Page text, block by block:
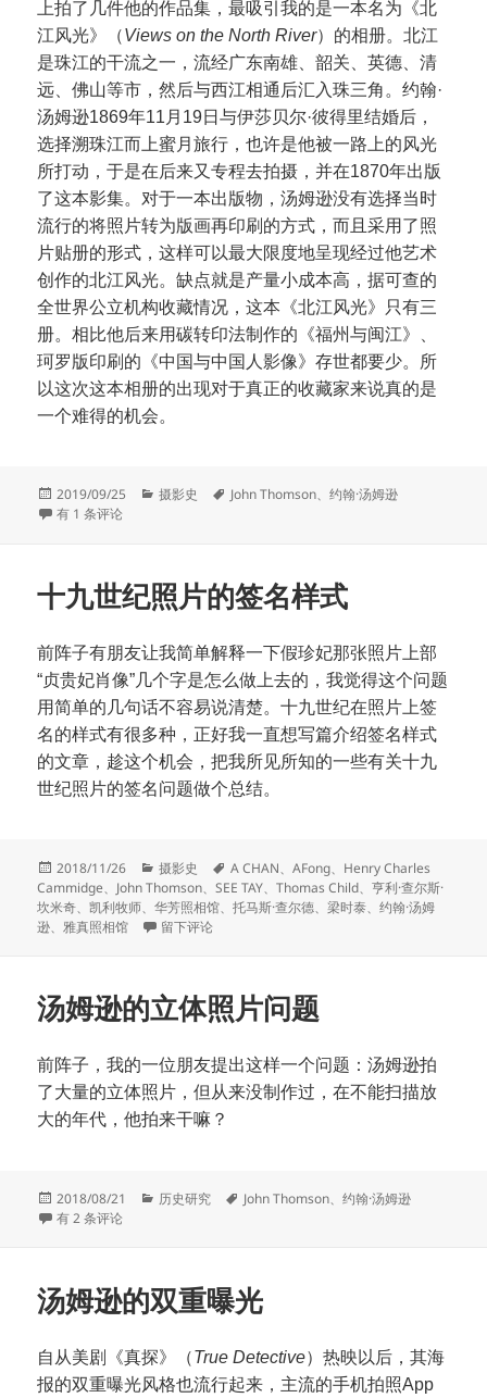
上拍了几件他的作品集，最吸引我的是一本名为《北
江风光》（Views on the North River）的相册。北江
是珠江的干流之一，流经广东南雄、韶关、英德、清
远、佛山等市，然后与西江相通后汇入珠三角。约翰·
汤姆逊1869年11月19日与伊莎贝尔·彼得里结婚后，
选择溯珠江而上蜜月旅行，也许是他被一路上的风光
所打动，于是在后来又专程去拍摄，并在1870年出版
了这本影集。对于一本出版物，汤姆逊没有选择当时
流行的将照片转为版画再印刷的方式，而且采用了照
片贴册的形式，这样可以最大限度地呈现经过他艺术
创作的北江风光。缺点就是产量小成本高，据可查的
全世界公立机构收藏情况，这本《北江风光》只有三
册。相比他后来用碳转印法制作的《福州与闽江》、
珂罗版印刷的《中国与中国人影像》存世都要少。所
以这次这本相册的出现对于真正的收藏家来说真的是
一个难得的机会。
发
布
2019/09/25
分
摄影史
标
John Thomson、约翰·汤姆逊
北江风光
有 1 条评论
十九世纪照片的签名样式
前阵子有朋友让我简单解释一下假珍妃那张照片上部
“贞贵妃肖像”几个字是怎么做上去的，我觉得这个问题
用简单的几句话不容易说清楚。十九世纪在照片上签
名的样式有很多种，正好我一直想写篇介绍签名样式
的文章，趁这个机会，把我所见所知的一些有关十九
世纪照片的签名问题做个总结。
发
布
于
2018/11/26
分
类
摄影史
标
签
A CHAN、AFong、 Henry Charles
Cammidge、 John Thomson、SEE TAY、Thomas Child、亨利·查尔斯·
坎米奇、凯利牧师、华芳照相馆、托马斯·查尔德、梁时泰、约翰·汤姆
逊、雅真照相馆 于十九世纪照片的签名样式
留下评论
汤姆逊的立体照片问题
前阵子，我的一位朋友提出这样一个问题：汤姆逊拍
了大量的立体照片，但从来没制作过，在不能扫描放
大的年代，他拍来干嘛？
发
布
2018/08/21
分
历史研究
标
John Thomson、约翰·汤姆逊
汤姆逊的立体照片问题
有 2 条评论
汤姆逊的双重曝光
自从美剧《真探》（True Detective）热映以后，其海
报的双重曝光风格也流行起来，主流的手机拍照App